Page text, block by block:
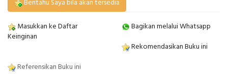
Beritahu Saya bila akan tersedia
Masukkan ke Daftar
Keinginan
Bagikan melalui Whatsapp
Rekomendasikan Buku ini
Referensikan Buku ini